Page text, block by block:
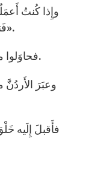
وإِذا كُنتُ
فَتعلَموا وتُوقِنوا أَنَّ الآبَ فيَّ وأَنيِّ في الآب».
فحاوَلوا مرَّةً أُخرى أَن يُمسِكوه، فأَفلَتَ مِن أَيديِهم.
وعبَرَ
فأَقبلَ إِلَيه